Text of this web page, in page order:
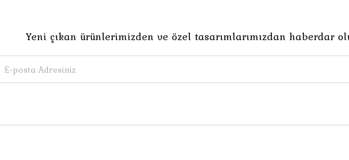
Yeni çıkan ürünlerimizden ve özel tasarımlarımızdan haberdar